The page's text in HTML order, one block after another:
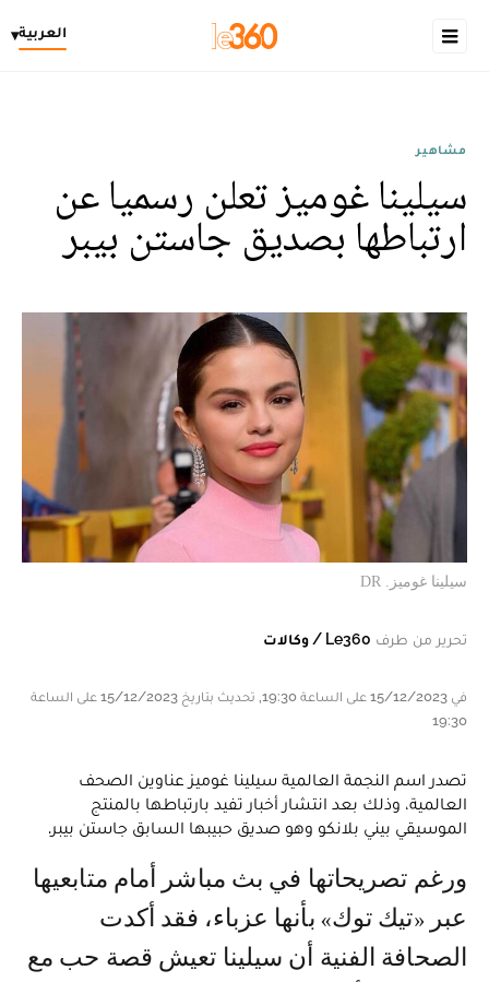
العربية▾
مشاهير
سيلينا غوميز تعلن رسميا عن
ارتباطها بصديق جاستن بيبر
سيلينا غوميز. DR
تحرير من طرف Le360 / وكالات
في 15/12/2023 على الساعة 19:30, تحديث بتاريخ 15/12/2023 على الساعة
19:30
تصدر اسم النجمة العالمية سيلينا غوميز عناوين الصحف
العالمية، وذلك بعد انتشار أخبار تفيد بارتباطها بالمنتج
الموسيقي بيني بلانكو وهو صديق حبيبها السابق جاستن بيبر.
ورغم تصريحاتها في بث مباشر أمام متابعيها
عبر «تيك توك» بأنها عزباء، فقد أكدت
الصحافة الفنية أن سيلينا تعيش قصة حب مع